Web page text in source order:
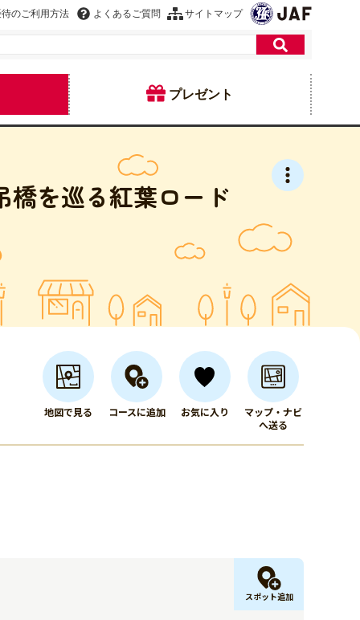
のご利用方法 よくあるご質問 サイトマップ
プレゼント
橋を巡る紅葉ロード
地図で見る コースに追加 お気に入り
マップ・ナビ
へ送る
スポット追加